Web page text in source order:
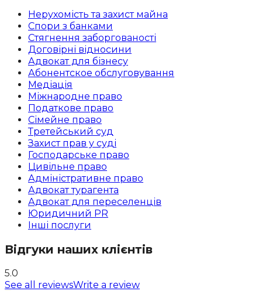
Нерухомість та захист майна
Спори з банками
Стягнення заборгованості
Договірні відносини
Адвокат для бізнесу
Абoнентское обслуговування
Медіація
Міжнародне право
Податкове право
Сімейне право
Третейський суд
Захист прав у суді
Господарське право
Цивільне право
Адміністративне право
Адвокат турагента
Адвокат для переселенців
Юридичний PR
Інші послуги
Відгуки наших клієнтів
5.0
See all reviewsWrite a review